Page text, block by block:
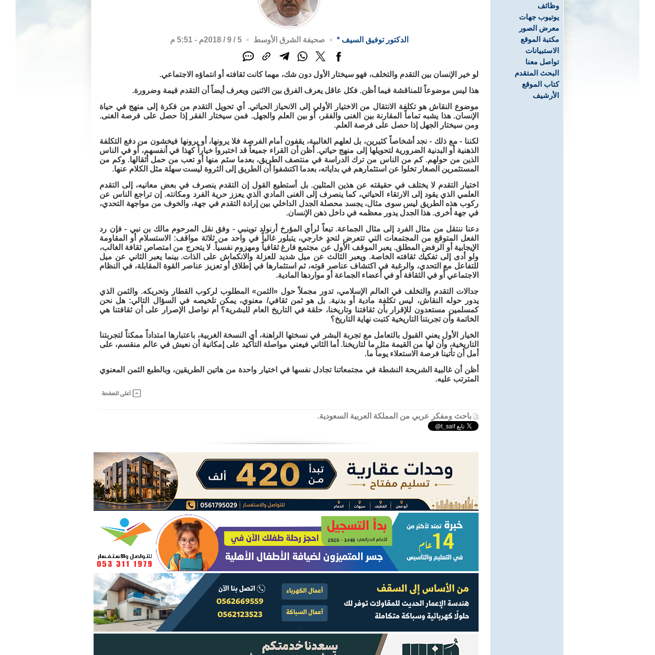
وظائف
يوتيوب جهات
معرض الصور
مكتبة الموقع
الاستبيانات
تواصل معنا
البحث المتقدم
كتاب الموقع
الأرشيف
الدكتور توفيق السيف * صحيفة الشرق الأوسط 5 / 9 / 2018م - 5:51 م
لو خير الإنسان بين التقدم والتخلف، فهو سيختار الأول دون شك، مهما كانت ثقافته أو انتماؤه الاجتماعي.
هذا ليس موضوعاً للمناقشة فيما أظن. فكل عاقل يعرف الفرق بين الاثنين ويعرف أيضاً أن التقدم قيمة وضرورة.
موضوع النقاش هو تكلفة الانتقال من الاختيار الأولي إلى الانحياز الحياتي. أي تحويل التقدم من فكرة إلى منهج في حياة
الإنسان. هذا يشبه تماماً المقارنة بين الغنى والفقر، أو بين العلم والجهل. فمن سيختار الفقر إذا حصل على فرصة الغنى.
ومن سيختار الجهل إذا حصل على فرصة العلم.
لكننا - مع ذلك - نجد أشخاصاً كثيرين، بل لعلهم الغالبية، يقفون أمام الفرصة فلا يرونها، أو يرونها فيخشون من دفع التكلفة
الذهنية أو البدنية الضرورية لتحويلها إلى منهج حياتي. أظن أن القراء جميعاً قد اختبروا خياراً كهذا في أنفسهم، أو في الناس
الذين من حولهم. كم من الناس من ترك الدراسة في منتصف الطريق، بعدما سئم منها أو تعب من حمل أثقالها. وكم من
المستثمرين الصغار تخلوا عن استثمارهم في بداياته، بعدما اكتشفوا أن الطريق إلى الثروة ليست سهلة مثل الكلام عنها.
اختيار التقدم لا يختلف في حقيقته عن هذين المثلين. بل أستطيع القول إن التقدم ينصرف في بعض معانيه، إلى التقدم
العلمي الذي يقود إلى الارتقاء الحياتي، كما ينصرف إلى الغنى المادي الذي يعزز حرية الفرد ومكانته. إن تراجع الناس عن
ركوب هذه الطريق ليس سوى مثال، يجسد محصلة الجدل الداخلي بين إرادة التقدم في جهة، والخوف من مواجهة التحدي،
في جهة أخرى. هذا الجدل يدور معظمه في داخل ذهن الإنسان.
دعنا ننتقل من مثال الفرد إلى مثال الجماعة. تبعاً لرأي المؤرخ أرنولد توينبي - وفق نقل المرحوم مالك بن نبي - فإن رد
الفعل المتوقع من المجتمعات التي تتعرض لتحدٍ خارجي، يتبلور غالباً في واحد من ثلاثة مواقف: الاستسلام أو المقاومة
الإيجابية أو الرفض المطلق. يعبر الموقف الأول عن مجتمع فارغ ثقافياً ومهزوم نفسياً. لا يتحرج من امتصاص ثقافة الغالب،
ولو أدى إلى تفكيك ثقافته الخاصة. ويعبر الثالث عن ميل شديد للعزلة والانكماش على الذات. بينما يعبر الثاني عن ميل
للتفاعل مع التحدي، والرغبة في اكتشاف عناصر قوته، ثم استثمارها في إطلاق أو تعزيز عناصر القوة المقابلة، في النظام
الاجتماعي أو في الثقافة أو في أعضاء الجماعة أو مواردها المادية.
جدالات التقدم والتخلف في العالم الإسلامي، تدور مجملاً حول «الثمن» المطلوب لركوب القطار وتحريكه. والثمن الذي
يدور حوله النقاش، ليس تكلفة مادية أو بدنية. بل هو ثمن ثقافي/ معنوي، يمكن تلخيصه في السؤال التالي: هل نحن
كمسلمين مستعدون للإقرار بأن ثقافتنا وتاريخنا، حلقة في التاريخ العام للبشرية؟ أم نواصل الإصرار على أن ثقافتنا هي
الخاتمة وأن تجربتنا التاريخية كتبت نهاية التاريخ؟
الخيار الأول يعني القبول بالتعامل مع تجربة البشر في نسختها الراهنة، أي النسخة الغربية، باعتبارها امتداداً ممكناً لتجربتنا
التاريخية، وأن لها من القيمة مثل ما لتاريخنا. أما الثاني فيعني مواصلة التأكيد على إمكانية أن نعيش في عالم منقسم، على
أمل أن تأتينا فرصة الاستعلاء يوماً ما.
أظن أن غالبية الشريحة النشطة في مجتمعاتنا تجادل نفسها في اختيار واحدة من هاتين الطريقين، وبالطبع الثمن المعنوي
المترتب عليه.
باحث ومفكر عربي من المملكة العربية السعودية.